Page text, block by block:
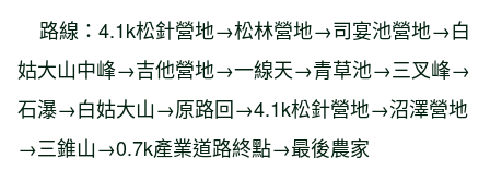
路線：4.1k松針營地→松林營地→司宴池營地→白
姑大山中峰→吉他營地→一線天→青草池→三叉峰→
石瀑→白姑大山→原路回→4.1k松針營地→沼澤營地
→三錐山→0.7k產業道路終點→最後農家